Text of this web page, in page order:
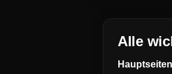
Alle
Hauptseiten